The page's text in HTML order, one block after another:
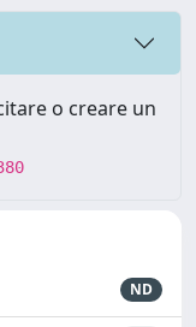
o creare un
ND